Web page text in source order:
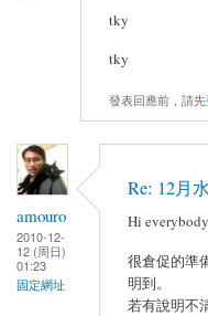
tky
tky
發表回應前，請先
amouro
2010-12-
12 (周日)
01:23
固定網址
Re: 12月
Hi
很倉促的準
明到。
若有說明不